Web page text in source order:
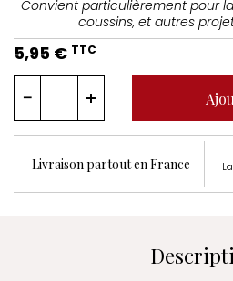
Convient particulièrement pour
coussins, et autres
5,95 € TTC
Livraison partout en France